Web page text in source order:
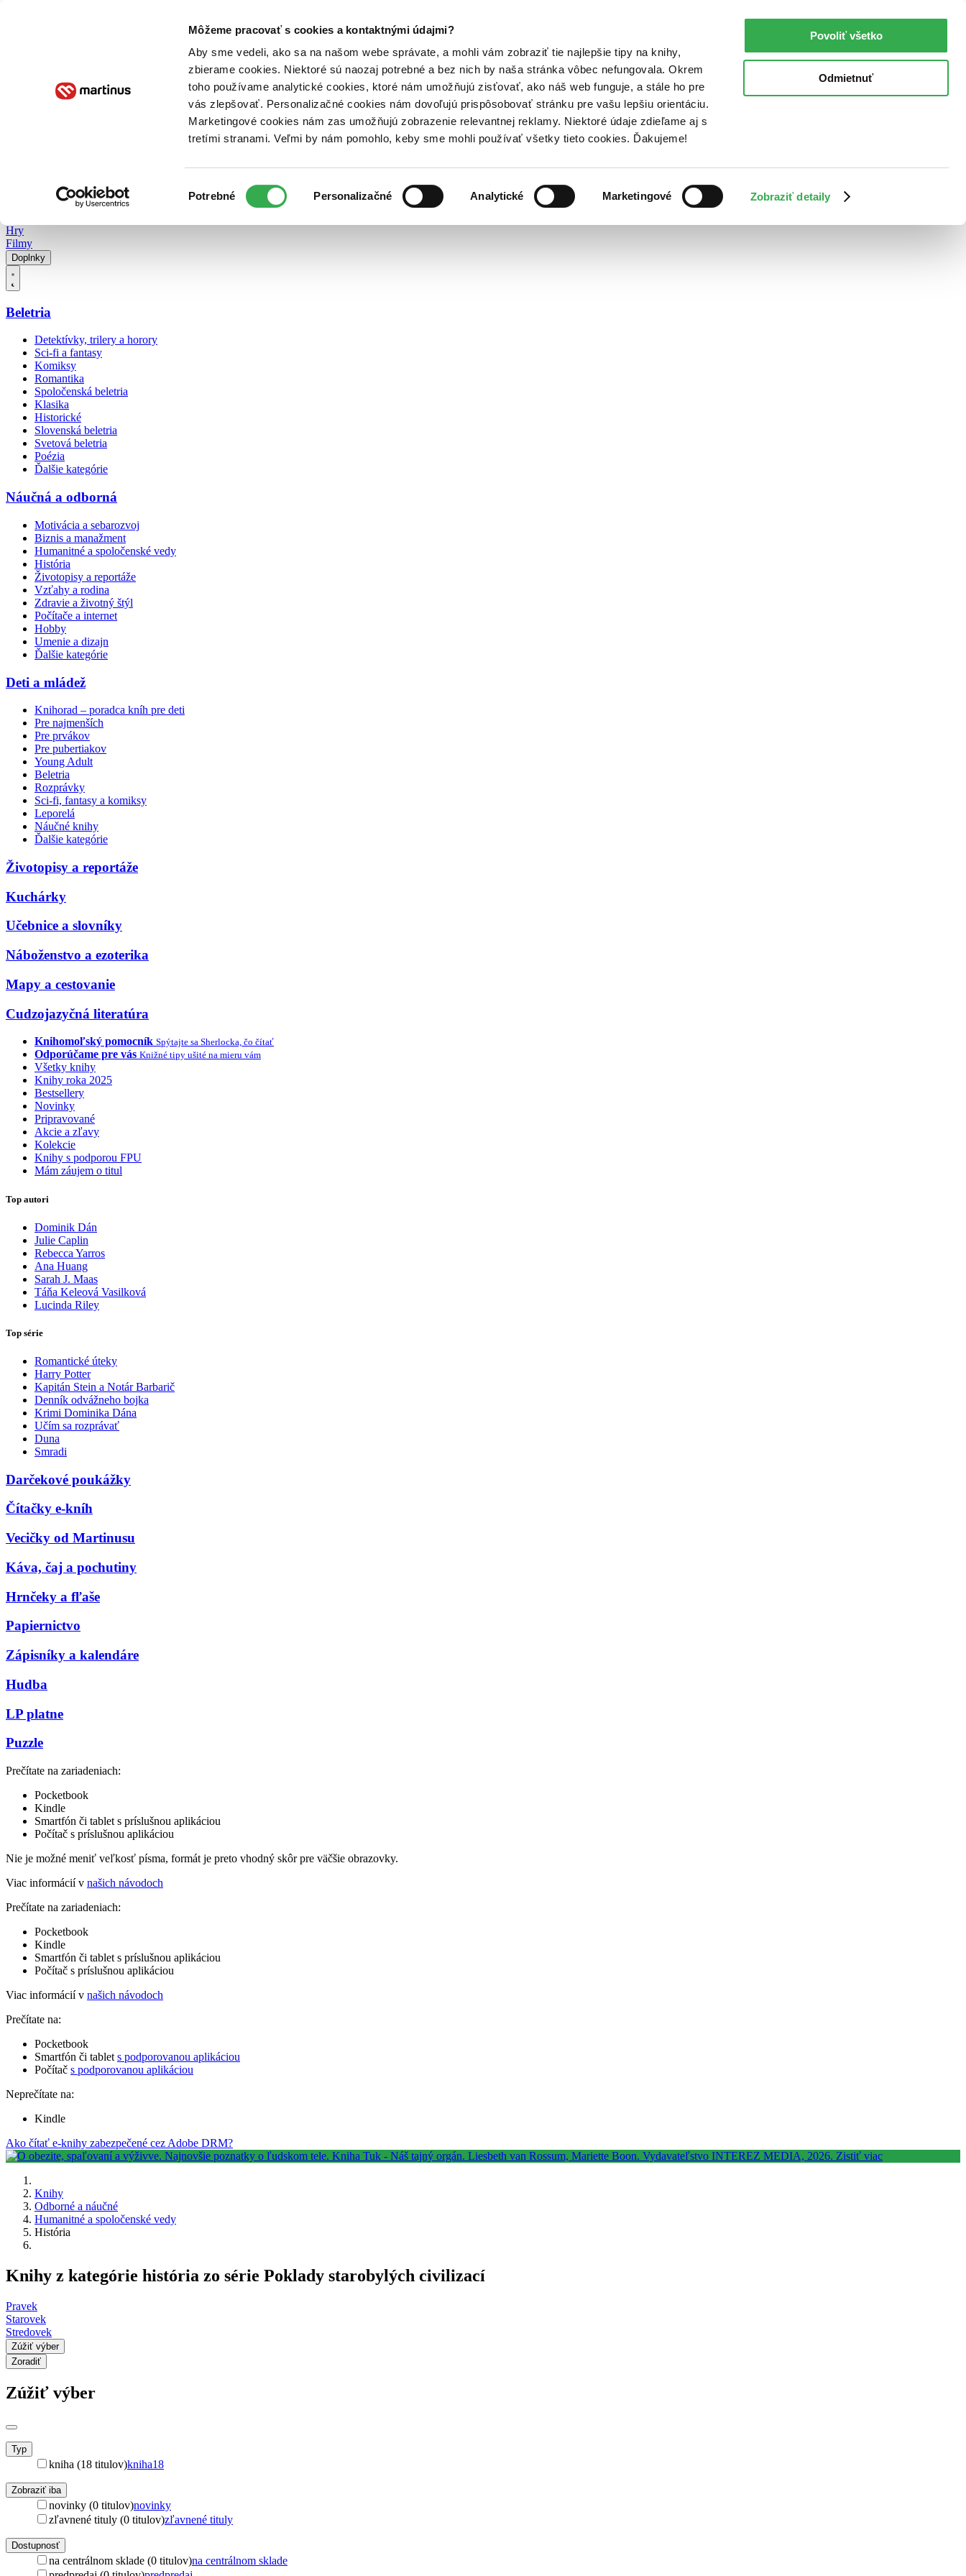
Môžeme pracovať s cookies a kontaktnými údajmi?
Aby sme vedeli, ako sa na našom webe správate, a mohli vám zobraziť tie najlepšie tipy na knihy,
zbierame cookies. Niektoré sú naozaj potrebné a bez nich by naša stránka vôbec nefungovala. Okrem
toho používame analytické cookies, ktoré nám umožňujú zisťovať, ako náš web funguje, a stále ho pre
vás zlepšovať. Personalizačné cookies nám dovoľujú prispôsobovať stránku pre vašu lepšiu orientáciu.
Marketingové cookies nám zas umožňujú zobrazenie relevantnej reklamy. Niektoré údaje zdieľame aj s
tretími stranami. Veľmi by nám pomohlo, keby sme mohli používať všetky tieto cookies. Ďakujeme!
súhlasu
Potrebné Personalizačné Analytické Marketingové Zobraziť detaily
Povoliť všetko
Odmietnuť
Poukážky Kontakt
Hry
Filmy
Doplnky
Beletria
Detektívky, trilery a horory
Sci-fi a fantasy
Komiksy
Romantika
Spoločenská beletria
Klasika
Historické
Slovenská beletria
Svetová beletria
Poézia
Ďalšie kategórie
Náučná a odborná
Motivácia a sebarozvoj
Biznis a manažment
Humanitné a spoločenské vedy
História
Životopisy a reportáže
Vzťahy a rodina
Zdravie a životný štýl
Počítače a internet
Hobby
Umenie a dizajn
Ďalšie kategórie
Deti a mládež
Knihorad – poradca kníh pre deti
Pre najmenších
Pre prvákov
Pre pubertiakov
Young Adult
Beletria
Rozprávky
Sci-fi, fantasy a komiksy
Leporelá
Náučné knihy
Ďalšie kategórie
Životopisy a reportáže
Kuchárky
Učebnice a slovníky
Náboženstvo a ezoterika
Mapy a cestovanie
Cudzojazyčná literatúra
Knihomoľský pomocník Spýtajte sa Sherlocka, čo čítať
Odporúčame pre vás Knižné tipy ušité na mieru vám
Všetky knihy
Knihy roka 2025
Bestsellery
Novinky
Pripravované
Akcie a zľavy
Kolekcie
Knihy s podporou FPU
Mám záujem o titul
Top autori
Dominik Dán
Julie Caplin
Rebecca Yarros
Ana Huang
Sarah J. Maas
Táňa Keleová Vasilková
Lucinda Riley
Top série
Romantické úteky
Harry Potter
Kapitán Stein a Notár Barbarič
Denník odvážneho bojka
Krimi Dominika Dána
Učím sa rozprávať
Duna
Smradi
Darčekové poukážky
Čítačky e-kníh
Vecičky od Martinusu
Káva, čaj a pochutiny
Hrnčeky a fľaše
Papiernictvo
Zápisníky a kalendáre
Hudba
LP platne
Puzzle
Prečítate na zariadeniach:
Pocketbook
Kindle
Smartfón či tablet s príslušnou aplikáciou
Počítač s príslušnou aplikáciou
Nie je možné meniť veľkosť písma, formát je preto vhodný skôr pre väčšie obrazovky.
Viac informácií v našich návodoch
Prečítate na zariadeniach:
Pocketbook
Kindle
Smartfón či tablet s príslušnou aplikáciou
Počítač s príslušnou aplikáciou
Viac informácií v našich návodoch
Prečítate na:
Pocketbook
Smartfón či tablet s podporovanou aplikáciou
Počítač s podporovanou aplikáciou
Neprečítate na:
Kindle
Ako čítať e-knihy zabezpečené cez Adobe DRM?
Knihy
Odborné a náučné
Humanitné a spoločenské vedy
História
Knihy z kategórie história zo série Poklady starobylých civilizací
Pravek
Starovek
Stredovek
Zúžiť výber
Zoradiť
Zúžiť výber
Typ
kniha (18 titulov)kniha18
Zobraziť iba
novinky (0 titulov)novinky
zľavnené tituly (0 titulov)zľavnené tituly
Dostupnosť
na centrálnom sklade (0 titulov)na centrálnom sklade